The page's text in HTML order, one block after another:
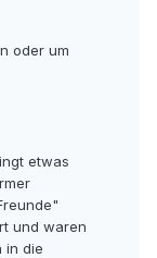
oder um
etwas
und waren
in die